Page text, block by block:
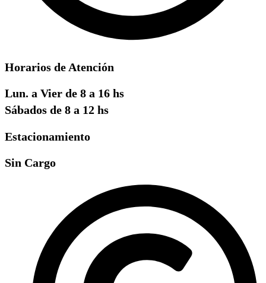
Horarios de Atención
Lun. a Vier de 8 a 16 hs
Sábados de 8 a 12 hs
Estacionamiento
Sin Cargo